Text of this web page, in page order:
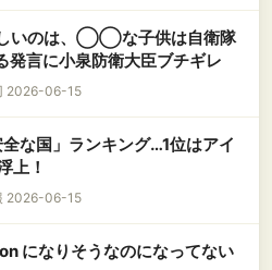
いのは、◯◯な子供は自衛隊
言に小泉防衛大臣ブチギレ
2026-06-15
な国」ランキング…1位はアイ
上！
2026-06-15
になりそうなのになってない